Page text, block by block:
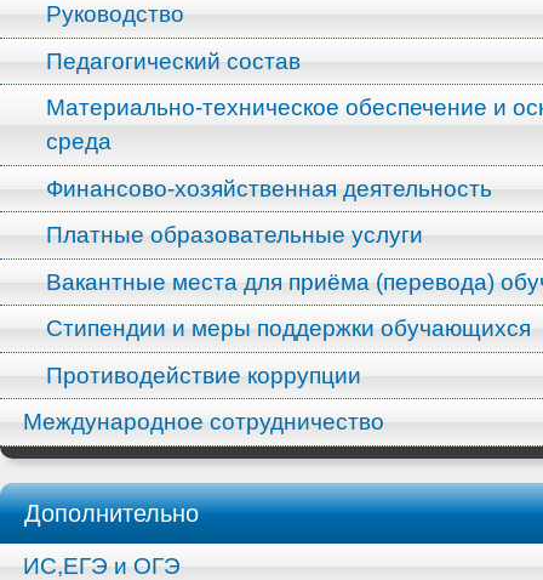
Руководство
Педагогический состав
Материально-техническое обеспечение и
среда
Финансово-хозяйственная деятельность
Платные образовательные услуги
Вакантные места для приёма (перевода)
Стипендии и меры поддержки обучающихся
Противодействие коррупции
Международное сотрудничество
Дополнительно
ИС,ЕГЭ и ОГЭ